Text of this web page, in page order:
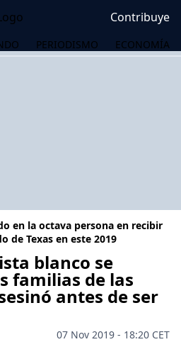
Contribuye
PERIODISMO ECONOMÍA
en la octava persona en recibir
de Texas en este 2019
blanco se
familias de las
antes de ser
07 Nov 2019 - 18:20 CET